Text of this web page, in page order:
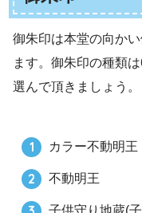
御朱印は本堂の向か
ます。御朱印の種類
選んで頂きましょう。
カラー不動明王
不動明王
子供守り地蔵(